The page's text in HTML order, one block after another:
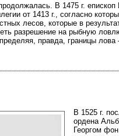
В 1475 г.
от 1413 г., согласно
лесов, которые в
разрешение на рыбную
правда, границы
В 1525 г.
ордена
Георгом